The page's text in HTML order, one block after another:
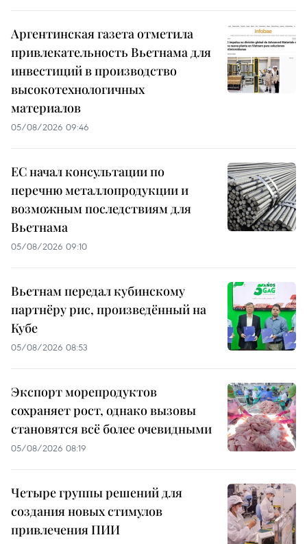
Аргентинская газета отметила
привлекательность Вьетнама для
инвестиций в производство
высокотехнологичных
материалов
05/08/2026 09:46
ЕС начал консультации по
перечню металлопродукции и
возможным последствиям для
Вьетнама
05/08/2026 09:10
Вьетнам передал кубинскому
партнёру рис, произведённый на
Кубе
05/08/2026 08:53
Экспорт морепродуктов
сохраняет рост, однако вызовы
становятся всё более очевидными
05/08/2026 08:19
Четыре группы решений для
создания новых стимулов
привлечения ПИИ